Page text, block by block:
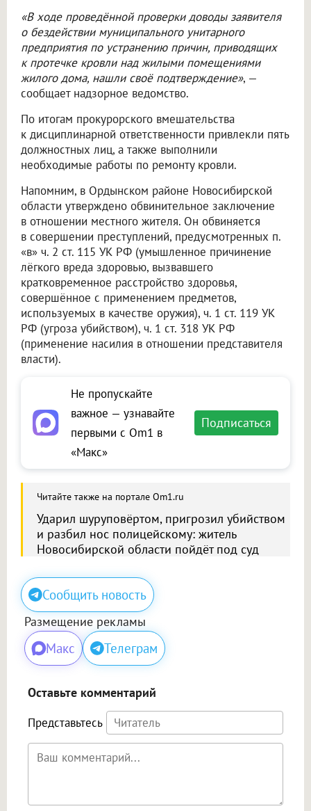
«В ходе проведённой проверки доводы заявителя
о бездействии муниципального унитарного
предприятия по устранению причин, приводящих
к протечке кровли над жилыми помещениями
жилого дома, нашли своё подтверждение», —
сообщает надзорное ведомство.
По итогам прокурорского вмешательства
к дисциплинарной ответственности привлекли пять
должностных лиц, а также выполнили
необходимые работы по ремонту кровли.
Напомним, в Ордынском районе Новосибирской
области утверждено обвинительное заключение
в отношении местного жителя. Он обвиняется
в совершении преступлений, предусмотренных п.
«в» ч. 2 ст. 115 УК РФ (умышленное причинение
лёгкого вреда здоровью, вызвавшего
кратковременное расстройство здоровья,
совершённое с применением предметов,
используемых в качестве оружия), ч. 1 ст. 119 УК
РФ (угроза убийством), ч. 1 ст. 318 УК РФ
(применение насилия в отношении представителя
власти).
Не пропускайте
важное — узнавайте
первыми с Om1 в
«Макс»
Подписаться
Читайте также на портале Om1.ru
Ударил шуруповёртом, пригрозил убийством
и разбил нос полицейскому: житель
Новосибирской области пойдёт под суд
Сообщить новость
Размещение рекламы
Макс Телеграм
Оставьте комментарий
Представьтесь